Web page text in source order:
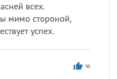
всех.
мимо стороной,
успех.
95